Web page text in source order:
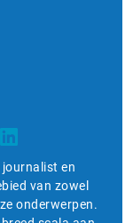
en
van zowel
onderwerpen.